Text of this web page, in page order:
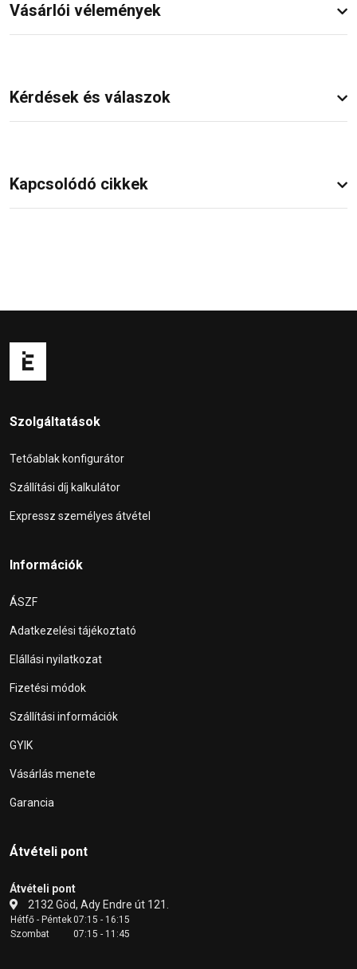
Vásárlói vélemények
Kérdések és válaszok
Kapcsolódó cikkek
Szolgáltatások
Tetőablak konfigurátor
Szállítási díj kalkulátor
Expressz személyes átvétel
Információk
ÁSZF
Adatkezelési tájékoztató
Elállási nyilatkozat
Fizetési módok
Szállítási információk
GYIK
Vásárlás menete
Garancia
Átvételi pont
Átvételi pont
2132 Göd, Ady Endre út 121.
Hétfő - Péntek07:15 - 16:15
Szombat
07:15 - 11:45